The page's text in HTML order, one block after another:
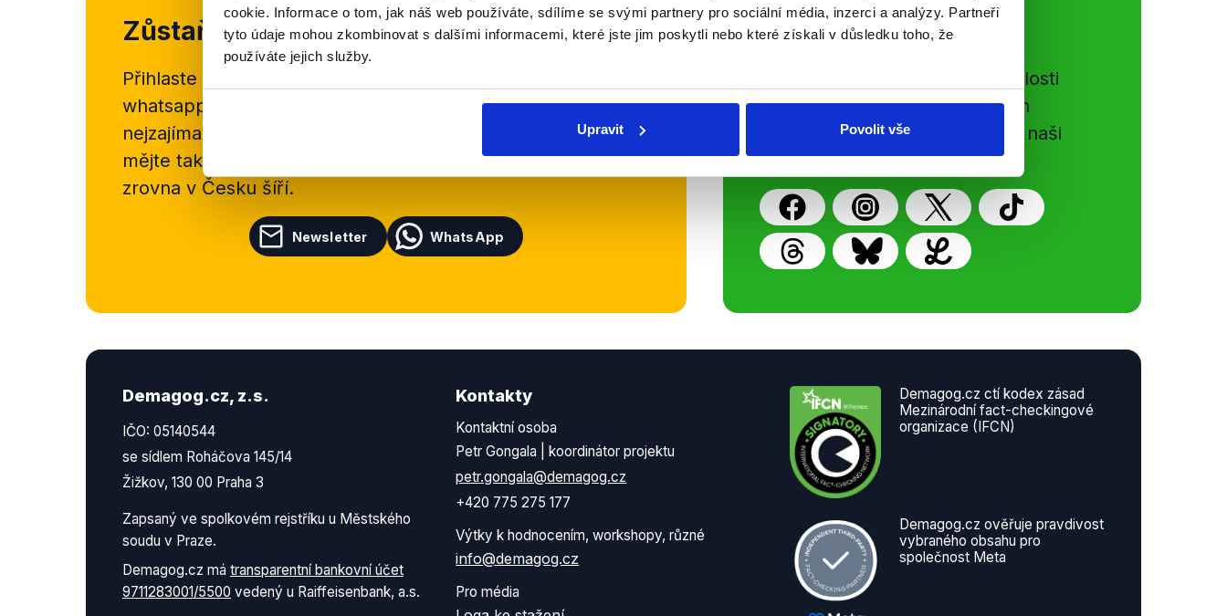
cookie. Informace o tom, jak náš web používáte, sdílíme se svými partnery pro sociální média, inzerci a analýzy. Partneři
tyto údaje mohou zkombinovat s dalšími informacemi, které jste jim poskytli nebo které získali v důsledku toho, že
používáte jejich služby.
Upravit Povolit vše
Zůstaňme v kontaktu
Přihlaste se k odběru našeho
whatsappového kanálu, kde pravidelně přinášíme shrnutí
nejzajímavějších článků a analýz. Začněte nás odebírat, a
mějte tak přehled o tom, jaké dezinformace a nepravdy se
zrovna v Česku šíří.
Newsletter WhatsApp
Sociální sítě
Nenechte si ujít nejnovější události
z Demagog.cz. Sdílením našich
příspěvků přátelům podpoříte naši
práci.
Demagog.cz, z.s.
IČO: 05140544
se sídlem Roháčova 145/14
Žižkov, 130 00 Praha 3
Zapsaný ve spolkovém rejstříku u Městského
soudu v Praze.
Demagog.cz má transparentní bankovní účet
9711283001/5500 vedený u Raiffeisenbank, a.s.
Kontakty
Kontaktní osoba
Petr Gongala | koordinátor projektu
petr.gongala@demagog.cz
+420 775 275 177
Výtky k hodnocením, workshopy, různé
info@demagog.cz
Pro média
Demagog.cz ctí kodex zásad
Mezinárodní fact-checkingové
organizace (IFCN)
Demagog.cz ověřuje pravdivost
vybraného obsahu pro
společnost Meta